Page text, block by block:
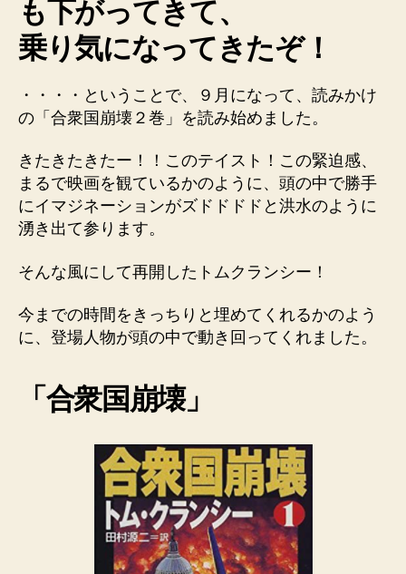
も下がってきて、
乗り気になってきたぞ！
・・・・ということで、９月になって、読みかけ
の「合衆国崩壊２巻」を読み始めました。
きたきたきたー！！このテイスト！この緊迫感、
まるで映画を観ているかのように、頭の中で勝手
にイマジネーションがズドドドドと洪水のように
湧き出て参ります。
そんな風にして再開したトムクランシー！
今までの時間をきっちりと埋めてくれるかのよう
に、登場人物が頭の中で動き回ってくれました。
「合衆国崩壊」